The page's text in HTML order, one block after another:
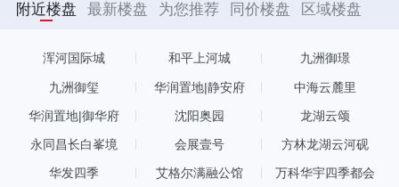
附近楼盘 最新楼盘 为您推荐 同价楼盘 区域楼盘
浑河国际城 和平上河城 九洲御璟
九洲御玺 华润置地|静安府 中海云麓里
华润置地|御华府 沈阳奥园 龙湖云颂
永同昌长白峯境 会展壹号 方林龙湖云河砚
华发四季 艾格尔满融公馆 万科华宇四季都会